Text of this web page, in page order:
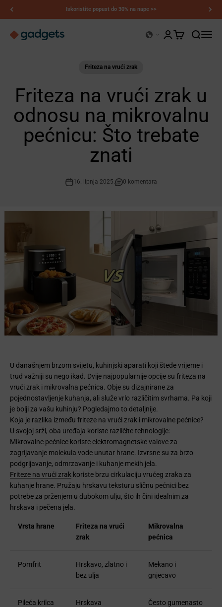
Naše prodajne regije pokrivaju SAD, EU i UK — kupujte odmah >>
OtvoriOtvori
Kerry Gadgeti Otvori stranicu
Otvori košaricu
Friteza na vrući zrak
Friteza na vrući zrak u
odnosu na mikrovalnu
pećnicu: Što trebate
znati
16. lipnja 2025. 0 komentara
U današnjem brzom svijetu, kuhinjski aparati koji štede vrijeme i
trud važniji su nego ikad. Dvije najpopularnije opcije su friteza na
vrući zrak i mikrovalna pećnica. Obje su dizajnirane za
pojednostavljenje kuhanja, ali služe vrlo različitim svrhama. Pa koji
je bolji za vašu kuhinju? Pogledajmo to detaljnije.
Koja je razlika između friteze na vrući zrak i mikrovalne pećnice?
U svojoj srži, oba uređaja koriste različite tehnologije:
Mikrovalne pećnice koriste elektromagnetske valove za
zagrijavanje molekula vode unutar hrane. Izvrsne su za brzo
podgrijavanje, odmrzavanje i kuhanje mekih jela.
Friteze na vrući zrak koriste brzu cirkulaciju vrućeg zraka za
kuhanje hrane. Pružaju hrskavu teksturu sličnu pećnici bez
potrebe za prženjem u dubokom ulju, što ih čini idealnim za
hrskava i pečena jela.
Vrsta hrane
Friteza na vrući
zrak
Mikrovalna
pećnica
Pomfrit
Hrskavo, zlatno i
bez ulja
Mekano i
gnjecavo
Pileća krilca
Hrskava
Često gumenasto